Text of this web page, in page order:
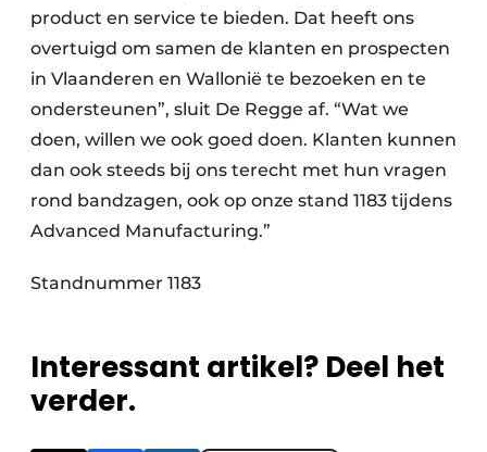
product en service te bieden. Dat heeft ons
overtuigd om samen de klanten en prospecten
in Vlaanderen en Wallonië te bezoeken en te
ondersteunen”, sluit De Regge af. “Wat we
doen, willen we ook goed doen. Klanten kunnen
dan ook steeds bij ons terecht met hun vragen
rond bandzagen, ook op onze stand 1183 tijdens
Advanced Manufacturing.”
Standnummer 1183
Interessant artikel? Deel het
verder.